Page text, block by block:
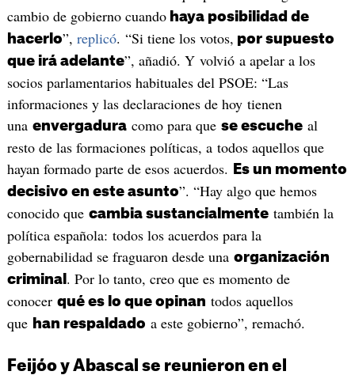
cambio de gobierno cuandohaya posibilidad de
hacerlo”, replicó. “Si tiene los votos, por supuesto
que irá adelante”, añadió. Y volvió a apelar a los
socios parlamentarios habituales del PSOE: “Las
informaciones y las declaraciones de hoy tienen
una envergaduracomo para que se escucheal
resto de las formaciones políticas, a todos aquellos que
hayan formado parte de esos acuerdos.
Es un momento
decisivo en este asunto”. “Hay algo que hemos
conocido que cambia sustancialmentetambién la
política española: todos los acuerdos para la
gobernabilidad se fraguaron desde una organización
criminal . Por lo tanto, creo que es momento de
conocer qué es lo que opinan todos aquellos
que han respaldado a este gobierno”, remachó.
Feijóo y Abascal se reunieron en el